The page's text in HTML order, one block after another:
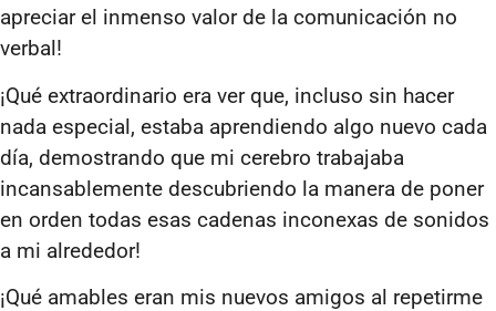
apreciar el inmenso valor de la comunicación no
verbal!
¡Qué extraordinario era ver que, incluso sin hacer
nada especial, estaba aprendiendo algo nuevo cada
día, demostrando que mi cerebro trabajaba
incansablemente descubriendo la manera de poner
en orden todas esas cadenas inconexas de sonidos
a mi alrededor!
¡Qué amables eran mis nuevos amigos al repetirme